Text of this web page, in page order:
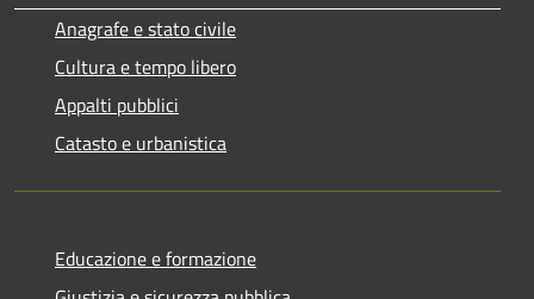
Anagrafe e stato civile
Cultura e tempo libero
Appalti pubblici
Catasto e urbanistica
Educazione e formazione